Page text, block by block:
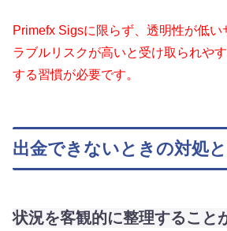
Primefx Sigsに限らず、透明性が低い
ラブルリスクが高いと受け取られや
する習慣が必要です。
出金できないときの対処
状況を客観的に整理すること